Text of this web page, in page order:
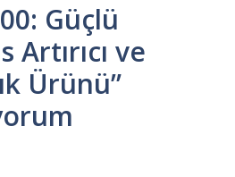
Güçlü
ve
Ürünü”